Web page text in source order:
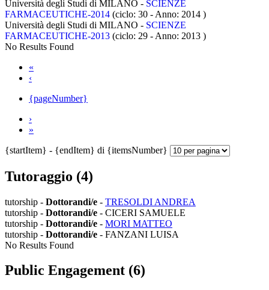
Università degli Studi di MILANO - SCIENZE
FARMACEUTICHE-2014 (ciclo: 30 - Anno: 2014 )
Università degli Studi di MILANO - SCIENZE
FARMACEUTICHE-2013 (ciclo: 29 - Anno: 2013 )
No Results Found
«
‹
{pageNumber}
›
»
{startItem} - {endItem} di {itemsNumber}
Tutoraggio (4)
tutorship - Dottorandi/e - TRESOLDI ANDREA
tutorship - Dottorandi/e - CICERI SAMUELE
tutorship - Dottorandi/e - MORI MATTEO
tutorship - Dottorandi/e - FANZANI LUISA
No Results Found
Public Engagement (6)